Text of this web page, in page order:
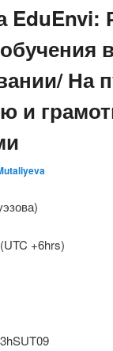
EduEnvi:
в
На
и
+6hrs)